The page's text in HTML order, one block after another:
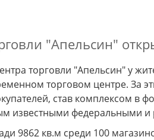
"Апельсин"
торговли "Апельсин" у
торговом центре. За
став комплексом в
известными федеральными
9862 кв.м среди 100